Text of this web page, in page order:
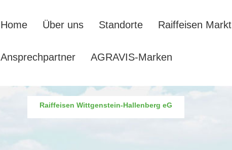
Home Über uns Standorte Raiffeisen Markt
Ansprechpartner AGRAVIS-Marken
Raiffeisen Wittgenstein-Hallenberg eG